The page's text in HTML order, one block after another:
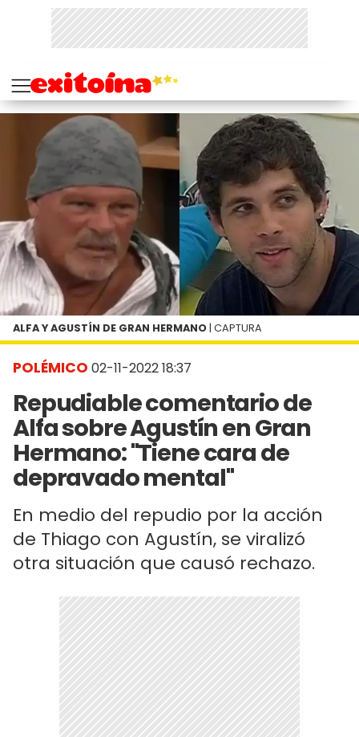
POLÉMICO 02-11-2022 18:37
Repudiable comentario de
Alfa sobre Agustín en Gran
Hermano: "Tiene cara de
depravado mental"
En medio del repudio por la acción
de Thiago con Agustín, se viralizó
otra situación que causó rechazo.
ALFA Y AGUSTÍN DE GRAN HERMANO | CAPTURA